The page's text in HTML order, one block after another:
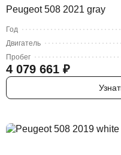
Peugeot 508 2021 gray
Год
Двигатель
Пробег
4 079 661 ₽